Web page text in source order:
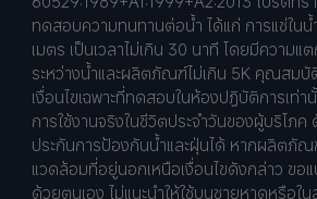
ทดสอบความทนทานต่อน้ำ ได้แก่ การแช่ใน
เมตร เป็นเวลาไม่เกิน 30 นาที โดยมีความ
ระหว่างน้ำและผลิตภัณฑ์ไม่เกิน 5K คุณสมบั
เงื่อนไขเฉพาะที่ทดสอบในห้องปฏิบัติการเท่
การใช้งานจริงในชีวิตประจำวันของผู้บริโภ
ประกันการป้องกันน้ำและฝุ่นได้ หากผลิตภัณ
แวดล้อมที่อยู่นอกเหนือเงื่อนไขดังกล่าว ขอ
ด้วยตนเอง ไม่แนะนำให้ใช้บนชายหาดหรือใ